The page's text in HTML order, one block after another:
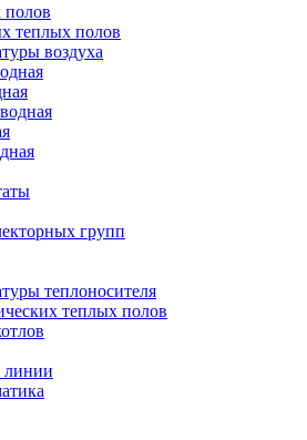
полов
теплых полов
воздуха
групп
теплоносителя
теплых полов
линии